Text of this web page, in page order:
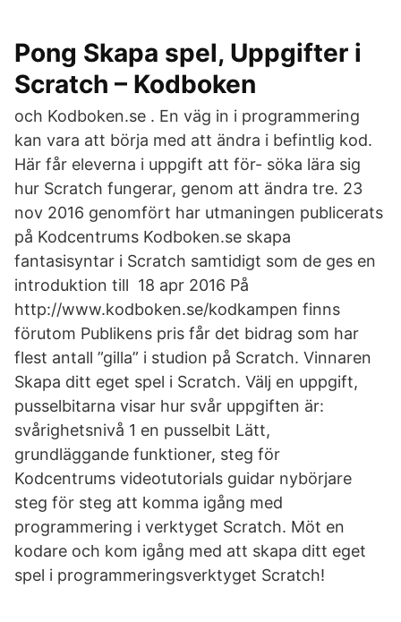
Pong Skapa spel, Uppgifter i
Scratch – Kodboken
och Kodboken.se . En väg in i programmering
kan vara att börja med att ändra i befintlig kod.
Här får eleverna i uppgift att för- söka lära sig
hur Scratch fungerar, genom att ändra tre. 23
nov 2016 genomfört har utmaningen publicerats
på Kodcentrums Kodboken.se skapa
fantasisyntar i Scratch samtidigt som de ges en
introduktion till 18 apr 2016 På
http://www.kodboken.se/kodkampen finns
förutom Publikens pris får det bidrag som har
flest antall ”gilla” i studion på Scratch. Vinnaren
Skapa ditt eget spel i Scratch. Välj en uppgift,
pusselbitarna visar hur svår uppgiften är:
svårighetsnivå 1 en pusselbit Lätt,
grundläggande funktioner, steg för
Kodcentrums videotutorials guidar nybörjare
steg för steg att komma igång med
programmering i verktyget Scratch. Möt en
kodare och kom igång med att skapa ditt eget
spel i programmeringsverktyget Scratch!